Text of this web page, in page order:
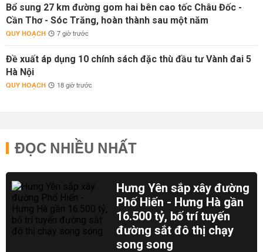
Bổ sung 27 km đường gom hai bên cao tốc Châu Đốc -
Cần Thơ - Sóc Trăng, hoàn thành sau một năm
QUY HOẠCH 7 giờ trước
Đề xuất áp dụng 10 chính sách đặc thù đầu tư Vành đai 5
Hà Nội
QUY HOẠCH 18 giờ trước
ĐỌC NHIỀU NHẤT
Hưng Yên sắp xây đường
Phố Hiến - Hưng Hà gần
16.500 tỷ, bố trí tuyến
đường sắt đô thị chạy
song song